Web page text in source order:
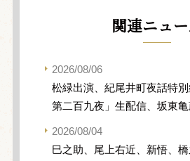
関連ニュ
2026/08/06
松緑出演、紀尾井町夜話特
第二百九夜」生配信、坂東
2026/08/04
巳之助、尾上右近、新悟、